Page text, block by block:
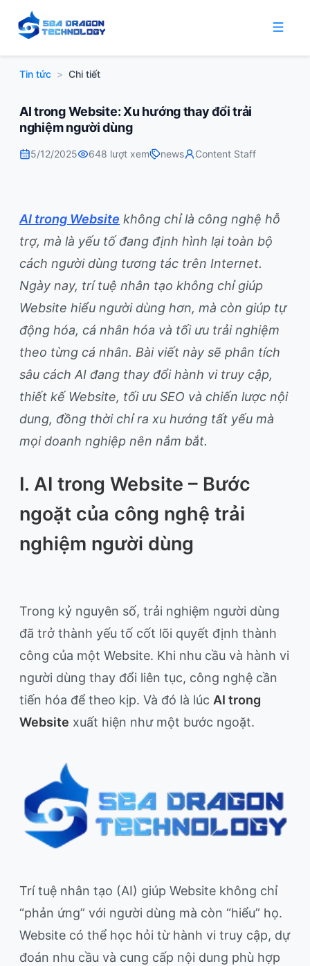
Tin tức > Chi tiết
AI trong Website: Xu hướng thay đổi trải
nghiệm người dùng
5/12/2025 648 lượt xem news Content Staff
AI trong Website không chỉ là công nghệ hỗ
trợ, mà là yếu tố đang định hình lại toàn bộ
cách người dùng tương tác trên Internet.
Ngày nay, trí tuệ nhân tạo không chỉ giúp
Website hiểu người dùng hơn, mà còn giúp tự
động hóa, cá nhân hóa và tối ưu trải nghiệm
theo từng cá nhân. Bài viết này sẽ phân tích
sâu cách AI đang thay đổi hành vi truy cập,
thiết kế Website, tối ưu SEO và chiến lược nội
dung, đồng thời chỉ ra xu hướng tất yếu mà
mọi doanh nghiệp nên nắm bắt.
I. AI trong Website – Bước
ngoặt của công nghệ trải
nghiệm người dùng
Trong kỷ nguyên số, trải nghiệm người dùng
đã trở thành yếu tố cốt lõi quyết định thành
công của một Website. Khi nhu cầu và hành vi
người dùng thay đổi liên tục, công nghệ cần
tiến hóa để theo kịp. Và đó là lúc AI trong
Website xuất hiện như một bước ngoặt.
Trí tuệ nhân tạo (AI) giúp Website không chỉ
“phản ứng” với người dùng mà còn “hiểu” họ.
Website có thể học hỏi từ hành vi truy cập, dự
đoán nhu cầu và cung cấp nội dung phù hợp